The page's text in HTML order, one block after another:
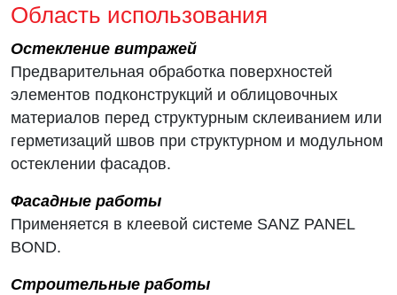
Область использования
Остекление витражей
Предварительная обработка поверхностей
элементов подконструкций и облицовочных
материалов перед структурным склеиванием или
герметизаций швов при структурном и модульном
остеклении фасадов.
Фасадные работы
Применяется в клеевой системе SANZ PANEL
BOND.
Строительные работы